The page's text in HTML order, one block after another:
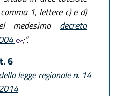
1, lettere c) e d)
medesimo decreto
;”.
6
legge regionale n. 14